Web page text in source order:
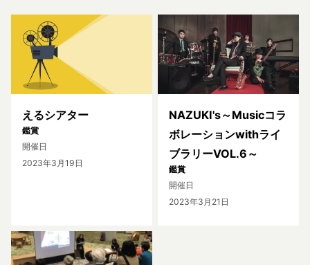
えるシアター
鑑賞
開催日
2023年3月19日
NAZUKI's～Musicコラ
ボレーションwithライ
ブラリーVOL.6～
鑑賞
開催日
2023年3月21日